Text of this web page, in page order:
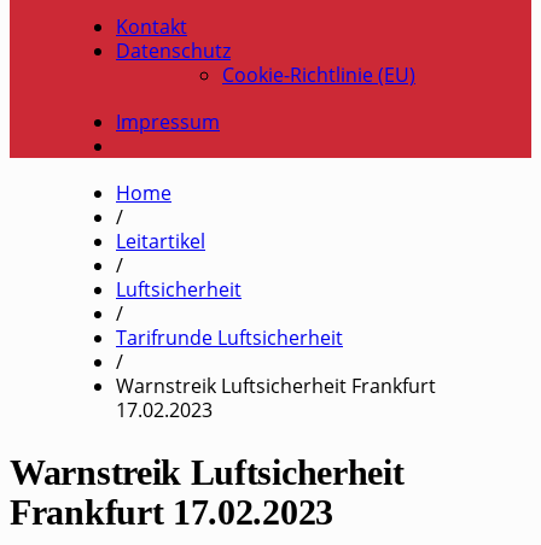
Kontakt
Datenschutz
Cookie-Richtlinie (EU)
Impressum
Home
/
Leitartikel
/
Luftsicherheit
/
Tarifrunde Luftsicherheit
/
Warnstreik Luftsicherheit Frankfurt
17.02.2023
Warnstreik Luftsicherheit
Frankfurt 17.02.2023